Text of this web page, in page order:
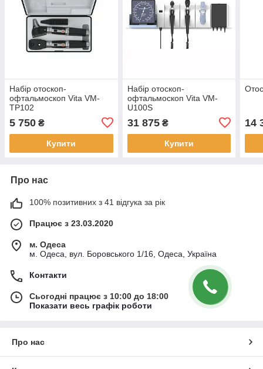
Набір отоскоп-
офтальмоскоп Vita VM-
TP102
5 750 ₴
Купити
Набір отоскоп-
офтальмоскоп Vita VM-
U100S
31 875₴
Купити
14
Про нас
100% позитивних з 41 відгука за рік
Працює з 23.03.2020
м. Одеса
м. Одеса, вул. Боровського 1/16, Одеса, Україна
Контакти
Сьогодні працює з 10:00 до 18:00
Показати весь графік роботи
Про нас